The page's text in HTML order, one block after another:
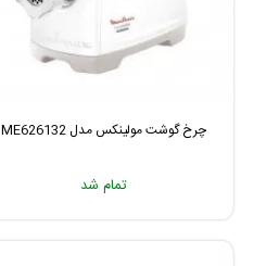
چرخ گوشت مولینکس مدل ME626132
تمام شد